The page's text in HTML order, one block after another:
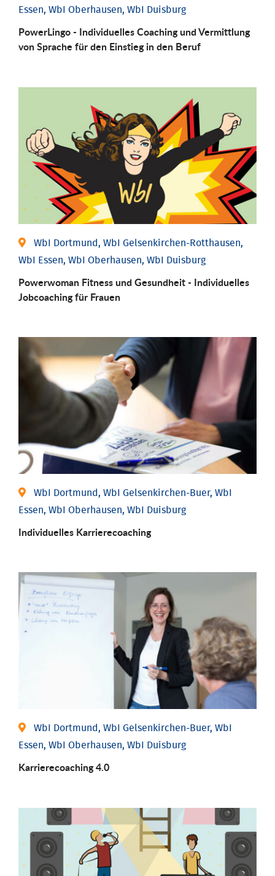
Essen, WbI Oberhausen, WbI Duisburg
PowerLingo - Individuelles Coaching und Vermittlung
von Sprache für den Einstieg in den Beruf
WbI Dortmund, WbI Gelsenkirchen-Rotthausen,
WbI Essen, WbI Oberhausen, WbI Duisburg
Powerwoman Fitness und Gesund­heit - Individu­elles
Job­coaching für Frauen
WbI Dortmund, WbI Gelsenkirchen-Buer, WbI
Essen, WbI Oberhausen, WbI Duisburg
Individu­elles Karrierecoaching
WbI Dortmund, WbI Gelsenkirchen-Buer, WbI
Essen, WbI Oberhausen, WbI Duisburg
Karriere­coaching 4.0